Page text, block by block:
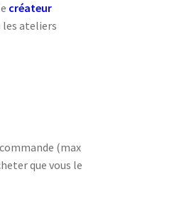
créateur
les ateliers
(max
que vous le